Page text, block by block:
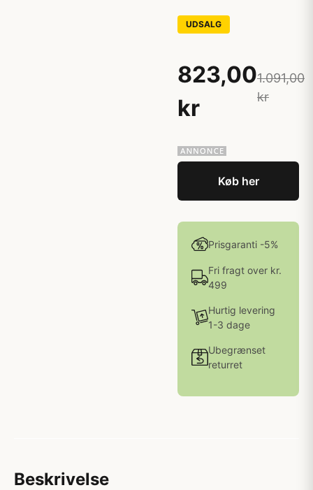
UDSALG
823,00
kr
1.091,00
kr
Køb her
Prisgaranti -5%
Fri fragt over kr.
499
Hurtig levering
1-3 dage
Ubegrænset
returret
Beskrivelse